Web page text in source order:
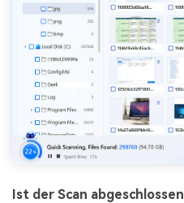
Ist der Scan